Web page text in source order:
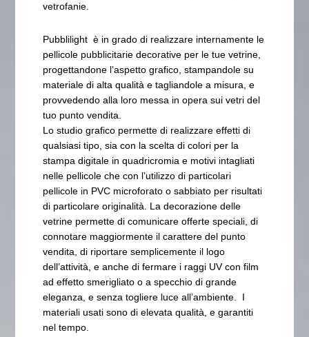
vetrofanie.
Pubblilight è in grado di realizzare internamente le
pellicole pubblicitarie decorative per le tue vetrine,
progettandone l’aspetto grafico, stampandole su
materiale di alta qualità e tagliandole a misura, e
provvedendo alla loro messa in opera sui vetri del
tuo punto vendita.
Lo studio grafico permette di realizzare effetti di
qualsiasi tipo, sia con la scelta di colori per la
stampa digitale in quadricromia e motivi intagliati
nelle pellicole che con l’utilizzo di particolari
pellicole in PVC microforato o sabbiato per risultati
di particolare originalità. La decorazione delle
vetrine permette di comunicare offerte speciali, di
connotare maggiormente il carattere del punto
vendita, di riportare semplicemente il logo
dell’attività, e anche di fermare i raggi UV con film
ad effetto smerigliato o a specchio di grande
eleganza, e senza togliere luce all’ambiente. I
materiali usati sono di elevata qualità, e garantiti
nel tempo.